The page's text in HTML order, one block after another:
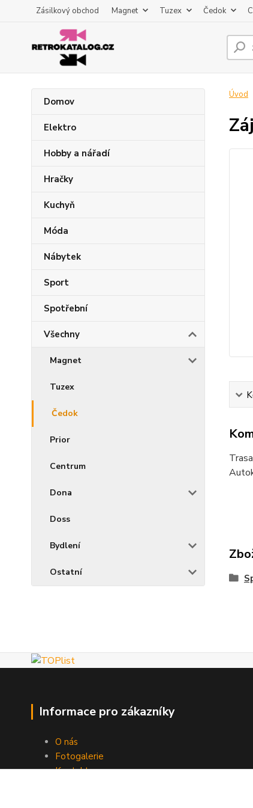
Zásilkový obchod Magnet Tuzex Čedok
Domov
Elektro
Hobby a nářadí
Hračky
Kuchyň
Móda
Nábytek
Sport
Spotřební
Všechny
Magnet
Tuzex
Čedok
Prior
Centrum
Dona
Doss
Bydlení
Ostatní
Úvod
Informace pro zákazníky
O nás
Fotogalerie
Kontakty